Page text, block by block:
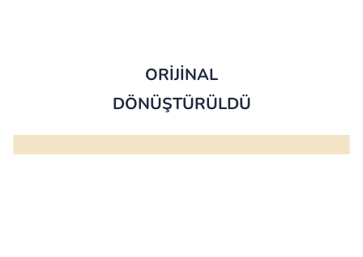
ORİJİNAL
DÖNÜŞTÜRÜLDÜ